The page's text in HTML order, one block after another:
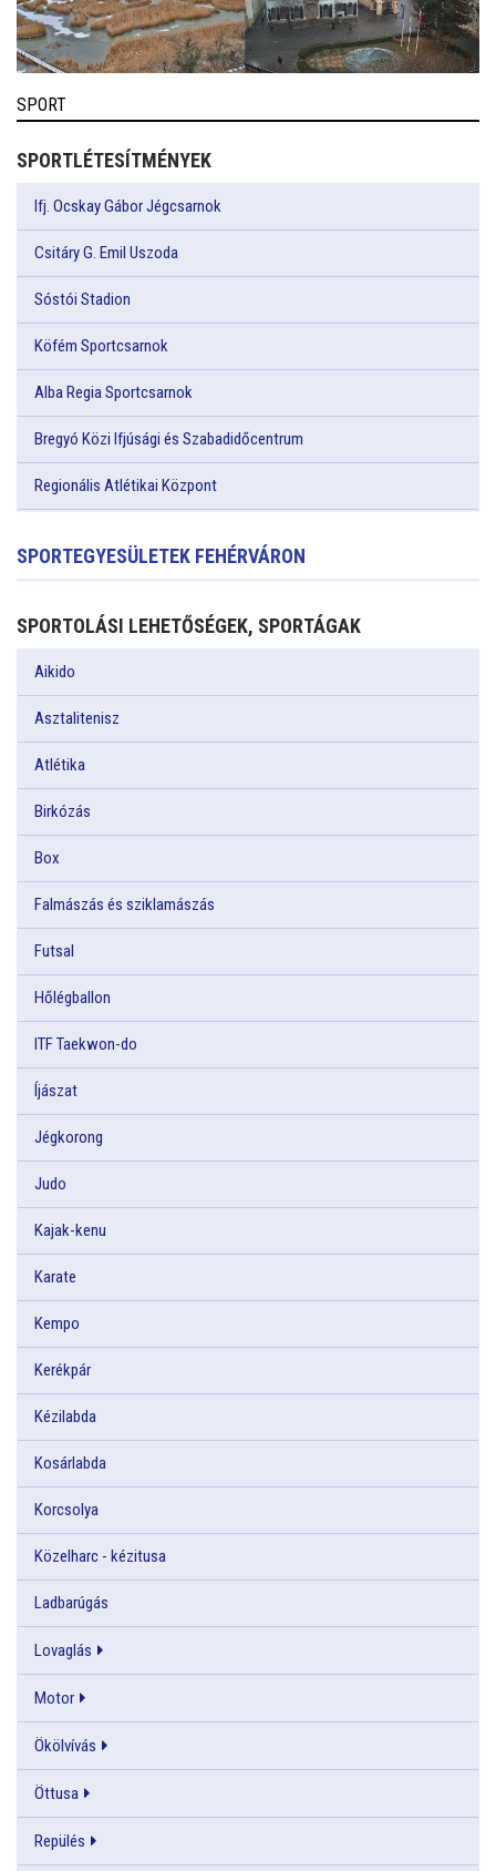
SPORT
SPORTLÉTESÍTMÉNYEK
Ifj. Ocskay Gábor Jégcsarnok
Csitáry G. Emil Uszoda
Sóstói Stadion
Köfém Sportcsarnok
Alba Regia Sportcsarnok
Bregyó Közi Ifjúsági és Szabadidőcentrum
Regionális Atlétikai Központ
SPORTEGYESÜLETEK FEHÉRVÁRON
SPORTOLÁSI LEHETŐSÉGEK, SPORTÁGAK
Aikido
Asztalitenisz
Atlétika
Birkózás
Box
Falmászás és sziklamászás
Futsal
Hőlégballon
ITF Taekwon-do
Íjászat
Jégkorong
Judo
Kajak-kenu
Karate
Kempo
Kerékpár
Kézilabda
Kosárlabda
Korcsolya
Közelharc - kézitusa
Ladbarúgás
Lovaglás
Motor
Ökölvívás
Öttusa
Repülés